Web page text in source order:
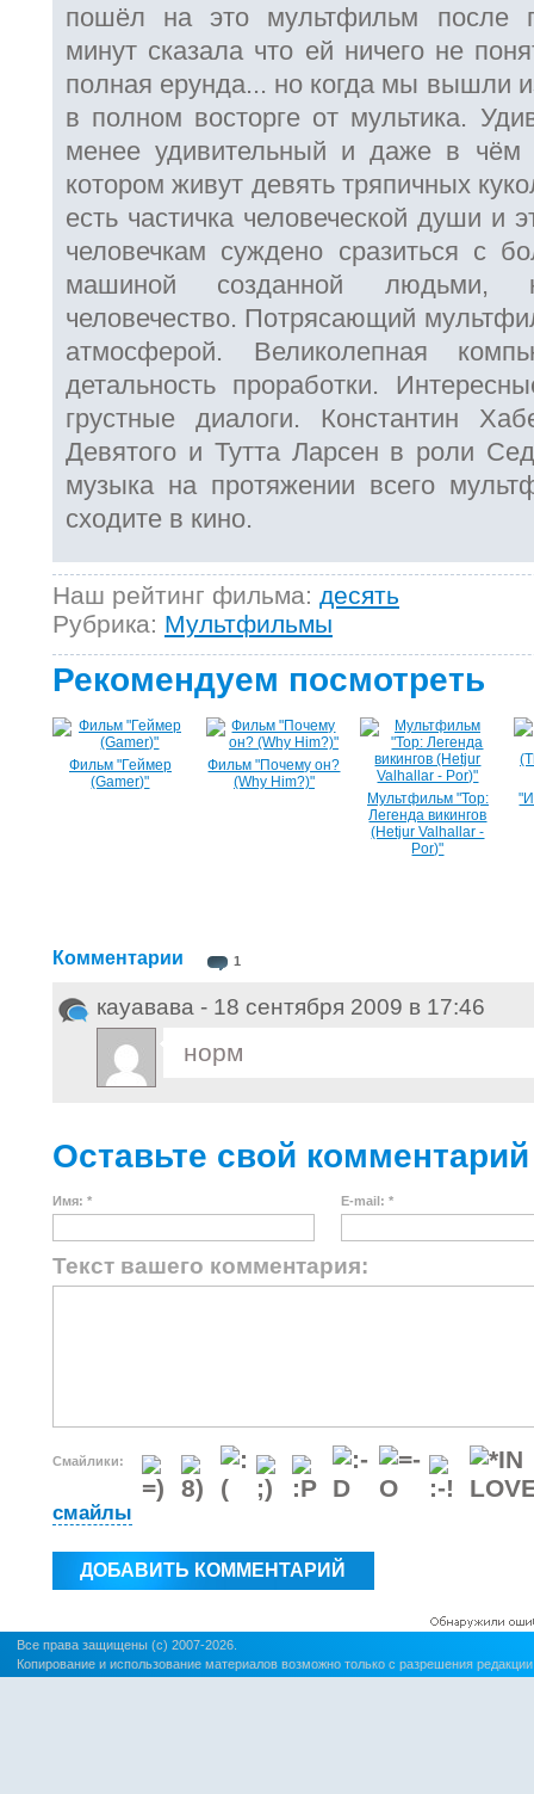
пошёл на это мультфильм после
минут сказала что ей ничего не
полная ерунда... но когда мы вышли
в полном восторге от мультика.
менее удивительный и даже в чём
котором живут девять тряпичных
есть частичка человеческой души и
человечкам суждено сразиться с
машиной созданной людьми,
человечество. Потрясающий
атмосферой. Великолепная
детальность проработки.
грустные диалоги. Константин
Девятого и Тутта Ларсен в роли
музыка на протяжении всего
сходите в кино.
Наш рейтинг фильма: десять
Рубрика: Мультфильмы
Рекомендуем посмотреть
Фильм "Геймер
(Gamer)"
Фильм "Почему он?
(Why Him?)"
Мультфильм "Тор:
Легенда викингов
(Hetjur Valhallar -
Por)"
Комментарии 1
кауавава - 18 сентября 2009 в 17:46
норм
Оставьте свой комментарий
Имя: * E-mail: *
Текст вашего комментария:
Смайлики:
смайлы
Все права защищены (c) 2007-2026.
Копирование и использование материалов возможно только с разрешения